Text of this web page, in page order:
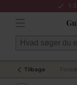
1-
Tilbage